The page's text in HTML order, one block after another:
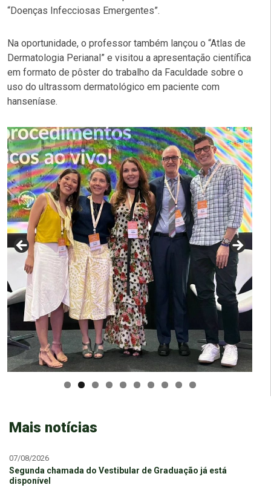
“Doenças Infecciosas Emergentes”.
Na oportunidade, o professor também lançou o “Atlas de
Dermatologia Perianal” e visitou a apresentação científica
em formato de pôster do trabalho da Faculdade sobre o
uso do ultrassom dermatológico em paciente com
hanseníase.
Mais notícias
07/08/2026
Segunda chamada do Vestibular de Graduação já está
disponível